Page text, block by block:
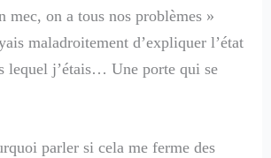
mec, on a tous nos problèmes »
maladroitement d’expliquer l’état
lequel j’étais… Une porte qui se
parler si cela me ferme des